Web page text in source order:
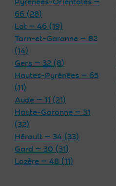
66 (28)
Lot — 46 (19)
Tarn-et-Garonne — 82
(14)
Gers — 32 (8)
Hautes-Pyrénées — 65
(11)
Aude — 11 (21)
Haute-Garonne — 31
(32)
Hérault — 34 (33)
Gard — 30 (31)
Lozère — 48 (11)